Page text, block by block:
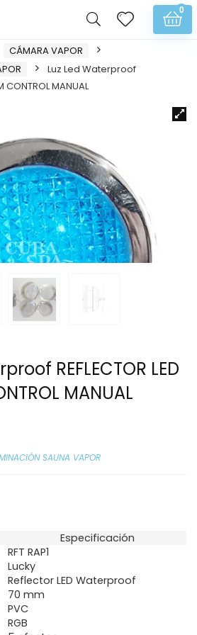
0
CÁMARA VAPOR
Luz Led Waterproof
CONTROL MANUAL
REFLECTOR LED
MANUAL
SAUNA VAPOR
Especificación
RFT RAP1
Lucky
Reflector LED Waterproof
70 mm
PVC
RGB